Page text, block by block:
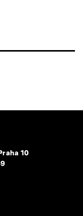
10